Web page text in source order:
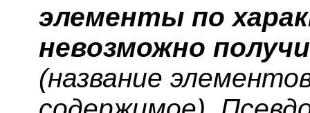
элементы по
невозможно
(название